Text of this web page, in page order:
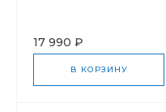
17 990 ₽
В КОРЗИНУ